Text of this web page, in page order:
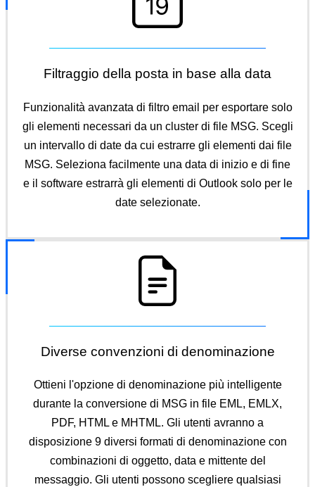
Filtraggio della posta in base alla data
Funzionalità avanzata di filtro email per esportare solo
gli elementi necessari da un cluster di file MSG. Scegli
un intervallo di date da cui estrarre gli elementi dai file
MSG. Seleziona facilmente una data di inizio e di fine
e il software estrarrà gli elementi di Outlook solo per le
date selezionate.
Diverse convenzioni di denominazione
Ottieni l'opzione di denominazione più intelligente
durante la conversione di MSG in file EML, EMLX,
PDF, HTML e MHTML. Gli utenti avranno a
disposizione 9 diversi formati di denominazione con
combinazioni di oggetto, data e mittente del
messaggio. Gli utenti possono scegliere qualsiasi